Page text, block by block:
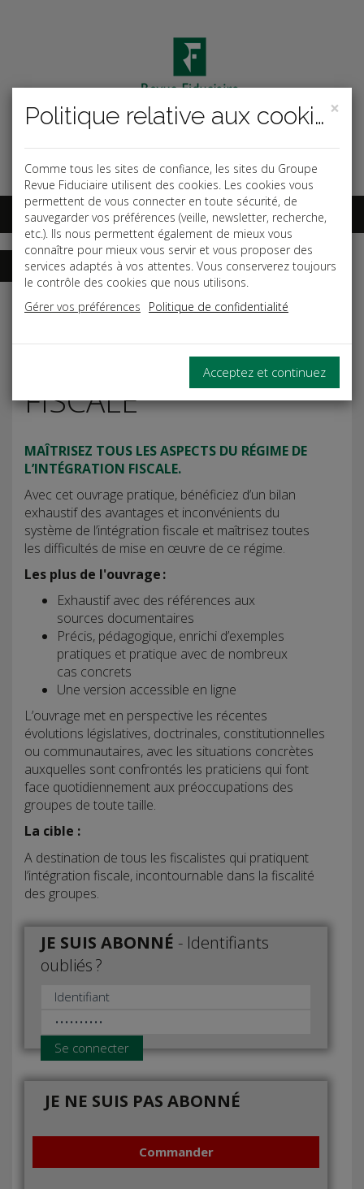
Code ouvrage OK
Espace abonnés
Accueil Guides Intégration fiscale
L'INTÉGRATION
FISCALE
MAÎTRISEZ TOUS LES ASPECTS DU RÉGIME DE
L’INTÉGRATION FISCALE.
Avec cet ouvrage pratique, bénéficiez d’un bilan
exhaustif des avantages et inconvénients du
système de l’intégration fiscale et maîtrisez toutes
les difficultés de mise en œuvre de ce régime.
Les plus de l'ouvrage :
Exhaustif avec des références aux
sources documentaires
Précis, pédagogique, enrichi d’exemples
pratiques et pratique avec de nombreux
cas concrets
Une version accessible en ligne
L’ouvrage met en perspective les récentes
évolutions législatives, doctrinales, constitutionnelles
ou communautaires, avec les situations concrètes
auxquelles sont confrontés les praticiens qui font
face quotidiennement aux préoccupations des
groupes de toute taille.
La cible :
A destination de tous les fiscalistes qui pratiquent
l’intégration fiscale, incontournable dans la fiscalité
des groupes.
JE SUIS ABONNÉ - Identifiants
oubliés ?
Se connecter
JE NE SUIS PAS ABONNÉ
Commander
×
Politique relative aux cookies
Comme tous les sites de confiance, les sites du Groupe
Revue Fiduciaire utilisent des cookies. Les cookies vous
permettent de vous connecter en toute sécurité, de
sauvegarder vos préférences (veille, newsletter, recherche,
etc.). Ils nous permettent également de mieux vous
connaître pour mieux vous servir et vous proposer des
services adaptés à vos attentes. Vous conserverez toujours
le contrôle des cookies que nous utilisons.
Gérer vos préférences
Politique de confidentialité
Acceptez et continuez